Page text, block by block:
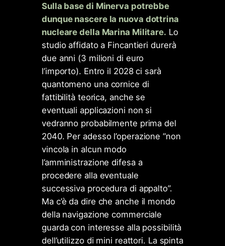
Sulla base di Minerva potrebbe
dunque nascere la nuova dottrina
nucleare della Marina Militare. Lo
studio affidato a Fincantieri durerà
due anni (3 milioni di euro
l’importo). Entro il 2028 ci sarà
quantomeno una cornice di
fattibilità teorica, anche se
eventuali applicazioni non si
vedranno probabilmente prima del
2040. Per adesso l’operazione “non
vincola in alcun modo
l’amministrazione difesa a
procedere alla eventuale
successiva procedura di appalto”.
Ma c’è da dire che anche il mondo
della navigazione commerciale
guarda con interesse alla possibilità
dell’utilizzo di mini reattori. La spinta